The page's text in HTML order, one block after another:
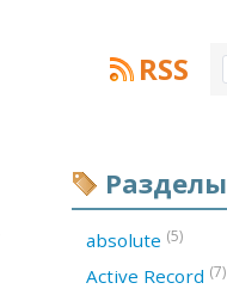
RSS
Разделы
absolute (5)
Active Record (7)